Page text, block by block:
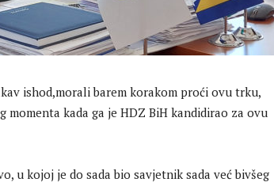
ishod,morali barem korakom proći ovu trku,
kada ga je HDZ BiH kandidirao za ovu
u kojoj je do sada bio savjetnik sada već bivšeg